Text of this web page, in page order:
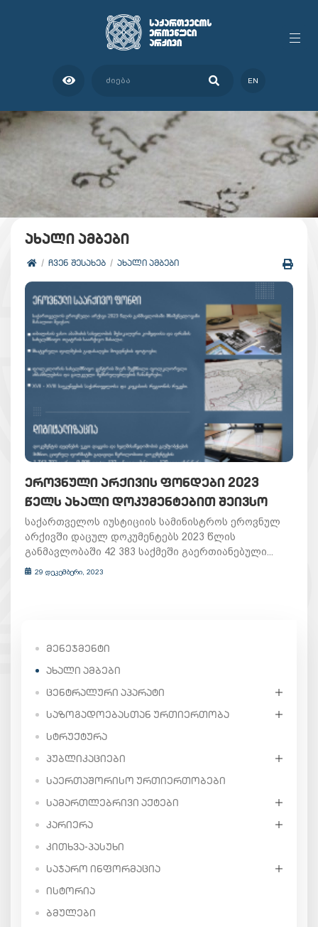
EN
ახალი ამბები
ᲩᲕᲔᲜ ᲨᲔᲡᲐᲮᲔᲑ ᲐᲮᲐᲚᲘ ᲐᲛᲑᲔᲑᲘ
ᲔᲠᲝᲕᲜᲣᲚᲘ ᲐᲠᲥᲘᲕᲘᲡ ᲤᲝᲜᲓᲔᲑᲘ 2023
ᲬᲔᲚᲡ ᲐᲮᲐᲚᲘ ᲓᲝᲙᲣᲛᲔᲜᲢᲔᲑᲘᲗ ᲨᲔᲘᲕᲡᲝ
საქართველოს იუსტიციის სამინისტროს ეროვნულ
არქივში დაცულ დოკუმენტებს 2023 წლის
განმავლობაში 42 383 საქმეში გაერთიანებული...
29 დეკემბერი, 2023
ᲛᲔᲜᲔᲯᲛᲔᲜᲢᲘ
ᲐᲮᲐᲚᲘ ᲐᲛᲑᲔᲑᲘ
ᲪᲔᲜᲢᲠᲐᲚᲣᲠᲘ ᲐᲞᲐᲠᲐᲢᲘ
ᲡᲐᲖᲝᲒᲐᲓᲝᲔᲑᲐᲡᲗᲐᲜ ᲣᲠᲗᲘᲔᲠᲗᲝᲑᲐ
ᲡᲢᲠᲣᲥᲢᲣᲠᲐ
ᲞᲣᲑᲚᲘᲙᲐᲪᲘᲔᲑᲘ
ᲡᲐᲔᲠᲗᲐᲨᲝᲠᲘᲡᲝ ᲣᲠᲗᲘᲔᲠᲗᲝᲑᲔᲑᲘ
ᲡᲐᲛᲐᲠᲗᲚᲔᲑᲠᲘᲕᲘ ᲐᲥᲢᲔᲑᲘ
ᲙᲐᲠᲘᲔᲠᲐ
ᲙᲘᲗᲮᲕᲐ-ᲞᲐᲡᲣᲮᲘ
ᲡᲐᲯᲐᲠᲝ ᲘᲜᲤᲝᲠᲛᲐᲪᲘᲐ
ᲘᲡᲢᲝᲠᲘᲐ
ᲑᲛᲣᲚᲔᲑᲘ